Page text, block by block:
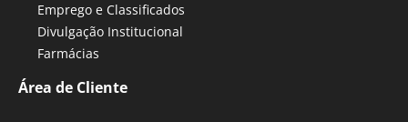
Emprego e Classificados
Divulgação Institucional
Farmácias
Área de Cliente